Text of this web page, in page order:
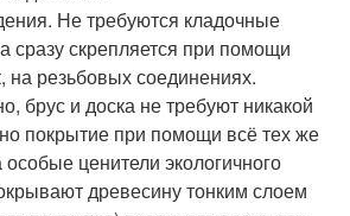
Не требуются кладочные
сразу скрепляется при помощи
на резьбовых соединениях.
брус и доска не требуют никакой
покрытие при помощи всё тех же
особые ценители экологичного
древесину тонким слоем